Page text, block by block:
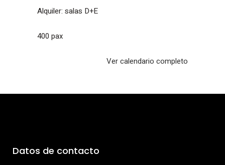
Relaciones
y
Alquiler: salas D+E
400 pax
Ver calendario completo
Datos de contacto